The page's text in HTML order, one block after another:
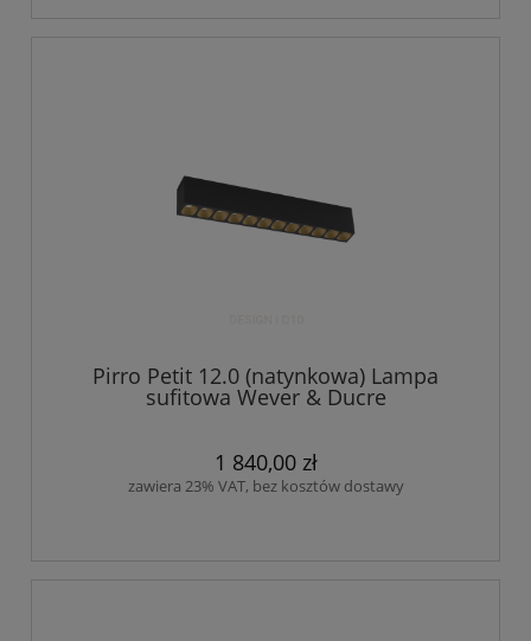
Pirro Petit 12.0 (natynkowa) Lampa
sufitowa Wever & Ducre
1 840,00 zł
zawiera 23% VAT, bez kosztów dostawy